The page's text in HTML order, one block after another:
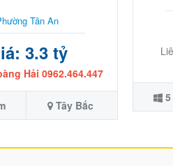
Tân An
3.3 tỷ
Hải 0962.464.447
Tây Bắc